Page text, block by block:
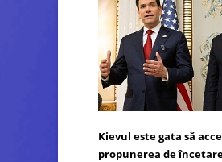
Kievul este gata să
propunerea de